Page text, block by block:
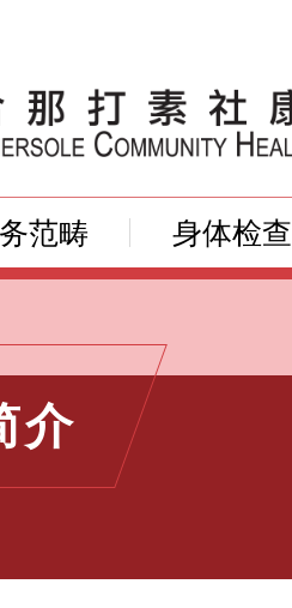
范畴 身体检查
介